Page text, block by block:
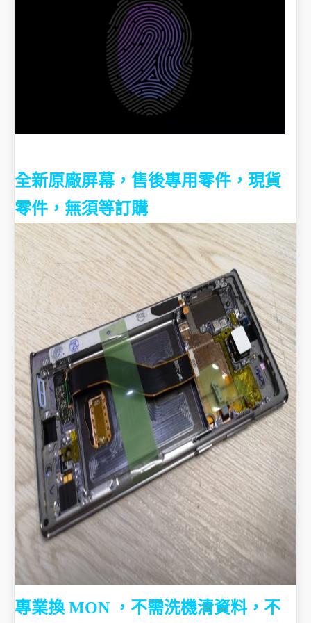
全新原廠屏幕，售後專用零件，現貨
零件，無須等訂購
專業換 MON ，不需洗機清資料，不